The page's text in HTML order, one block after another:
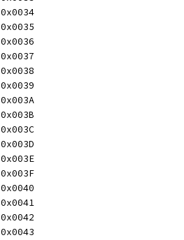
0x34	0x0034
0x35	0x0035
0x36	0x0036
0x37	0x0037
0x38	0x0038
0x39	0x0039
0x3A	0x003A
0x3B	0x003B
0x3C	0x003C
0x3D	0x003D
0x3E	0x003E
0x3F	0x003F
0x40	0x0040
0x41	0x0041
0x42	0x0042
0x43	0x0043